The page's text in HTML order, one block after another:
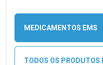
MEDICAMENTOS EMS
TODOS OS PRODUTOS